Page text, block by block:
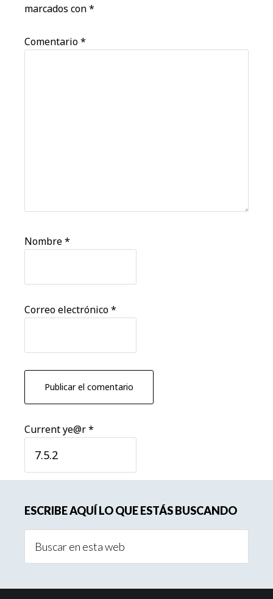
marcados con*
Comentario*
Nombre*
Correo electrónico*
Current ye@r*
lateral
principal
ESCRIBE AQUÍ LO QUE ESTÁS BUSCANDO